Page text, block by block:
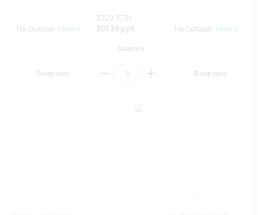
На складе: Много
В корзину
3222.3731
301.39 руб.
На складе: Много
Аналоги
В корзину